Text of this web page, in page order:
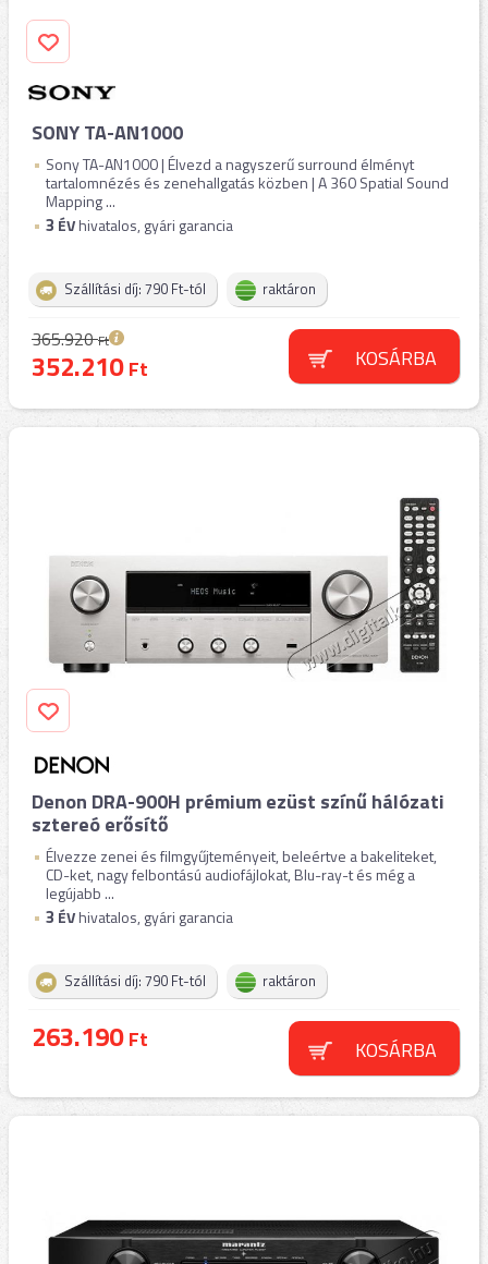
SONY TA-AN1000
Sony TA-AN1000 | Élvezd a nagyszerű surround élményt
tartalomnézés és zenehallgatás közben | A 360 Spatial Sound
Mapping ...
3 ÉVhivatalos, gyári garancia
Szállítási díj: 790 Ft-tól raktáron
365.920Ft
352.210Ft KOSÁRBA
Denon DRA-900H prémium ezüst színű hálózati
sztereó erősítő
Élvezze zenei és filmgyűjteményeit, beleértve a bakeliteket,
CD-ket, nagy felbontású audiofájlokat, Blu-ray-t és még a
legújabb ...
3 ÉVhivatalos, gyári garancia
Szállítási díj: 790 Ft-tól raktáron
263.190Ft KOSÁRBA